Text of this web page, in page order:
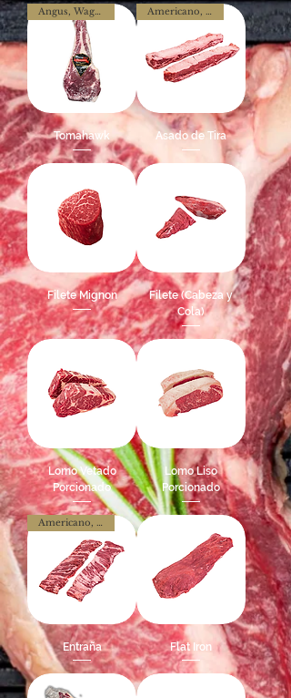
Angus, Wagyu y Hereford
Tomahawk
Americano, Nacional
Asado de Tira
Filete Mignon
Filete (Cabeza y
Cola)
Lomo Vetado
Porcionado
Lomo Liso
Porcionado
Entraña Flat Iron